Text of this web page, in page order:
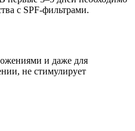
с SPF-фильтрами.
и даже для
не стимулирует